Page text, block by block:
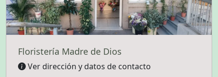
Floristería Madre de Dios
Ver dirección y datos de contacto